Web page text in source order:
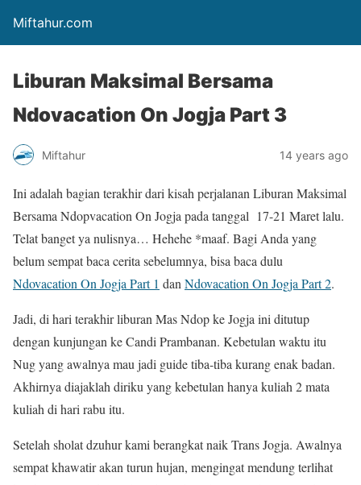
Miftahur.com
Liburan Maksimal Bersama
Ndovacation On Jogja Part 3
Miftahur 14 years ago
Ini adalah bagian terakhir dari kisah perjalanan Liburan Maksimal
Bersama Ndopvacation On Jogja pada tanggal 17-21 Maret lalu.
Telat banget ya nulisnya… Hehehe *maaf. Bagi Anda yang
belum sempat baca cerita sebelumnya, bisa baca dulu
Ndovacation On Jogja Part 1 dan Ndovacation On Jogja Part 2.
Jadi, di hari terakhir liburan Mas Ndop ke Jogja ini ditutup
dengan kunjungan ke Candi Prambanan. Kebetulan waktu itu
Nug yang awalnya mau jadi guide tiba-tiba kurang enak badan.
Akhirnya diajaklah diriku yang kebetulan hanya kuliah 2 mata
kuliah di hari rabu itu.
Setelah sholat dzuhur kami berangkat naik Trans Jogja. Awalnya
sempat khawatir akan turun hujan, mengingat mendung terlihat